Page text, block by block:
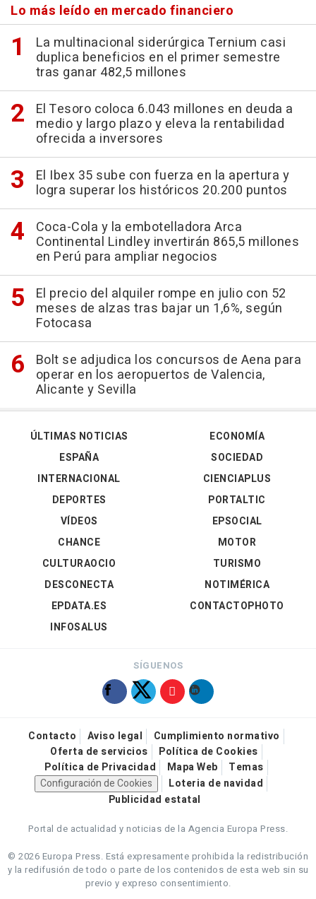
Lo más leído en mercado financiero
La multinacional siderúrgica Ternium casi
duplica beneficios en el primer semestre
tras ganar 482,5 millones
El Tesoro coloca 6.043 millones en deuda a
medio y largo plazo y eleva la rentabilidad
ofrecida a inversores
El Ibex 35 sube con fuerza en la apertura y
logra superar los históricos 20.200 puntos
Coca-Cola y la embotelladora Arca
Continental Lindley invertirán 865,5 millones
en Perú para ampliar negocios
El precio del alquiler rompe en julio con 52
meses de alzas tras bajar un 1,6%, según
Fotocasa
Bolt se adjudica los concursos de Aena para
operar en los aeropuertos de Valencia,
Alicante y Sevilla
ÚLTIMAS NOTICIAS
ESPAÑA
INTERNACIONAL
DEPORTES
VÍDEOS
ECONOMÍA
SOCIEDAD
CIENCIAPLUS
PORTALTIC
EPSOCIAL
CHANCE
CULTURAOCIO
DESCONECTA
EPDATA.ES
INFOSALUS
MOTOR
TURISMO
NOTIMÉRICA
CONTACTOPHOTO
SÍGUENOS
Contacto Aviso legal
Cumplimiento normativo
Oferta de servicios
Política de Cookies
Política de Privacidad
Mapa Web
Temas
Configuración de Cookies
Loteria de navidad
Publicidad estatal
Portal de actualidad y noticias de la Agencia Europa Press.
© 2026 Europa Press. Está expresamente prohibida la redistribución
y la redifusión de todo o parte de los contenidos de esta web sin su
previo y expreso consentimiento.